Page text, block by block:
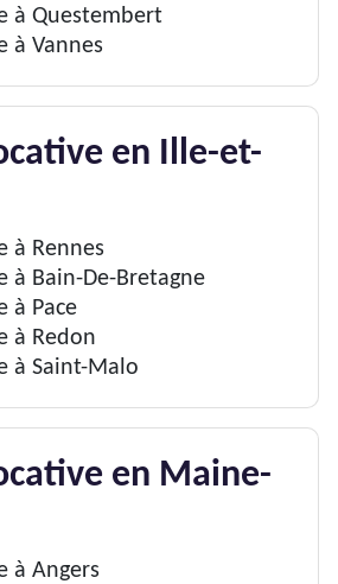
à Questembert
à Vannes
en Ille-et-
à Rennes
à Bain-De-Bretagne
à Pace
à Redon
à Saint-Malo
en Maine-
à Angers